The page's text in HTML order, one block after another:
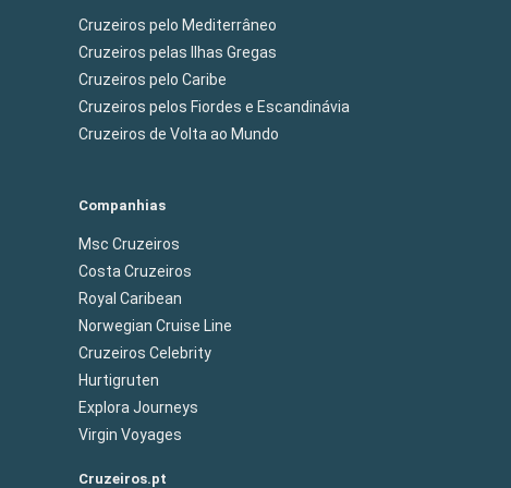
Cruzeiros pelo Mediterrâneo
Cruzeiros pelas Ilhas Gregas
Cruzeiros pelo Caribe
Cruzeiros pelos Fiordes e Escandinávia
Cruzeiros de Volta ao Mundo
Companhias
Msc Cruzeiros
Costa Cruzeiros
Royal Caribean
Norwegian Cruise Line
Cruzeiros Celebrity
Hurtigruten
Explora Journeys
Virgin Voyages
Cruzeiros.pt